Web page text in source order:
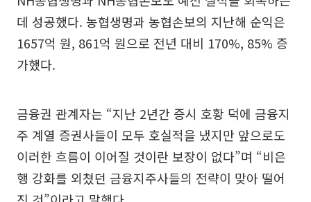
데 성공했다. 농협생명과 농협손보의 지난해 순익은
1657억 원, 861억 원으로 전년 대비 170%, 85% 증
가했다.
금융권 관계자는 “지난 2년간 증시 호황 덕에 금융지
주 계열 증권사들이 모두 호실적을 냈지만 앞으로도
이러한 흐름이 이어질 것이란 보장이 없다”며 “비은
행 강화를 외쳤던 금융지주사들의 전략이 맞아 떨어